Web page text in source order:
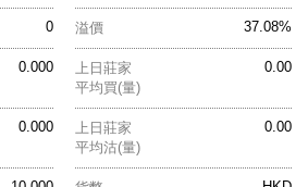
0 37.08%
溢價
0.000 0.00
上日莊家
平均買(量)
0.000 0.00
上日莊家
平均沽(量)